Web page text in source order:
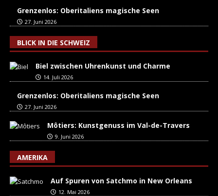
Grenzenlos: Oberitaliens magische Seen
27. Juni 2026
BLICK IN DIE SCHWEIZ
Biel zwischen Uhrenkunst und Charme
14. Juli 2026
Grenzenlos: Oberitaliens magische Seen
27. Juni 2026
Môtiers: Kunstgenuss im Val-de-Travers
9. Juni 2026
AMERIKA
Auf Spuren von Satchmo in New Orleans
12. Mai 2026